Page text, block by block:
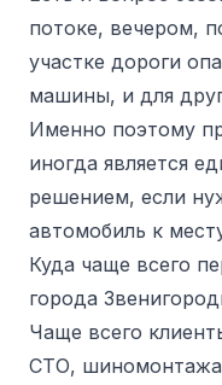
потоке, вечером,
участке дороги
машины, и для
Именно поэтому
иногда является
решением, если
автомобиль к
Куда чаще всего
города
Чаще всего
СТО,